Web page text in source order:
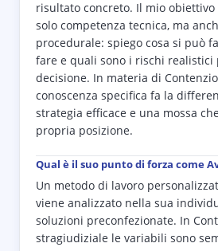
risultato concreto. Il mio
solo competenza tecnica, ma
procedurale: spiego cosa si può
fare e quali sono i rischi realistici
decisione. In materia di
conoscenza specifica fa la
strategia efficace e una mossa
propria posizione.
Qual è il suo punto di forza come
Un metodo di lavoro
viene analizzato nella sua
soluzioni preconfezionate. In
stragiudiziale le variabili sono